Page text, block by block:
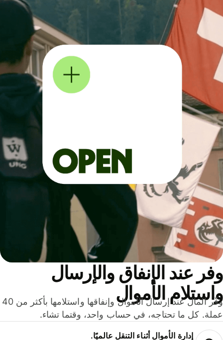
عند الإنفاق والإرسال
الأموال
وفّر المال عند إرسال الأموال وإنفاقها واستلامها بأكثر من 40
كل ما تحتاجه، في حساب واحد، وقتما تشاء.
إدارة الأموال أثناء التنقل عالميًا.